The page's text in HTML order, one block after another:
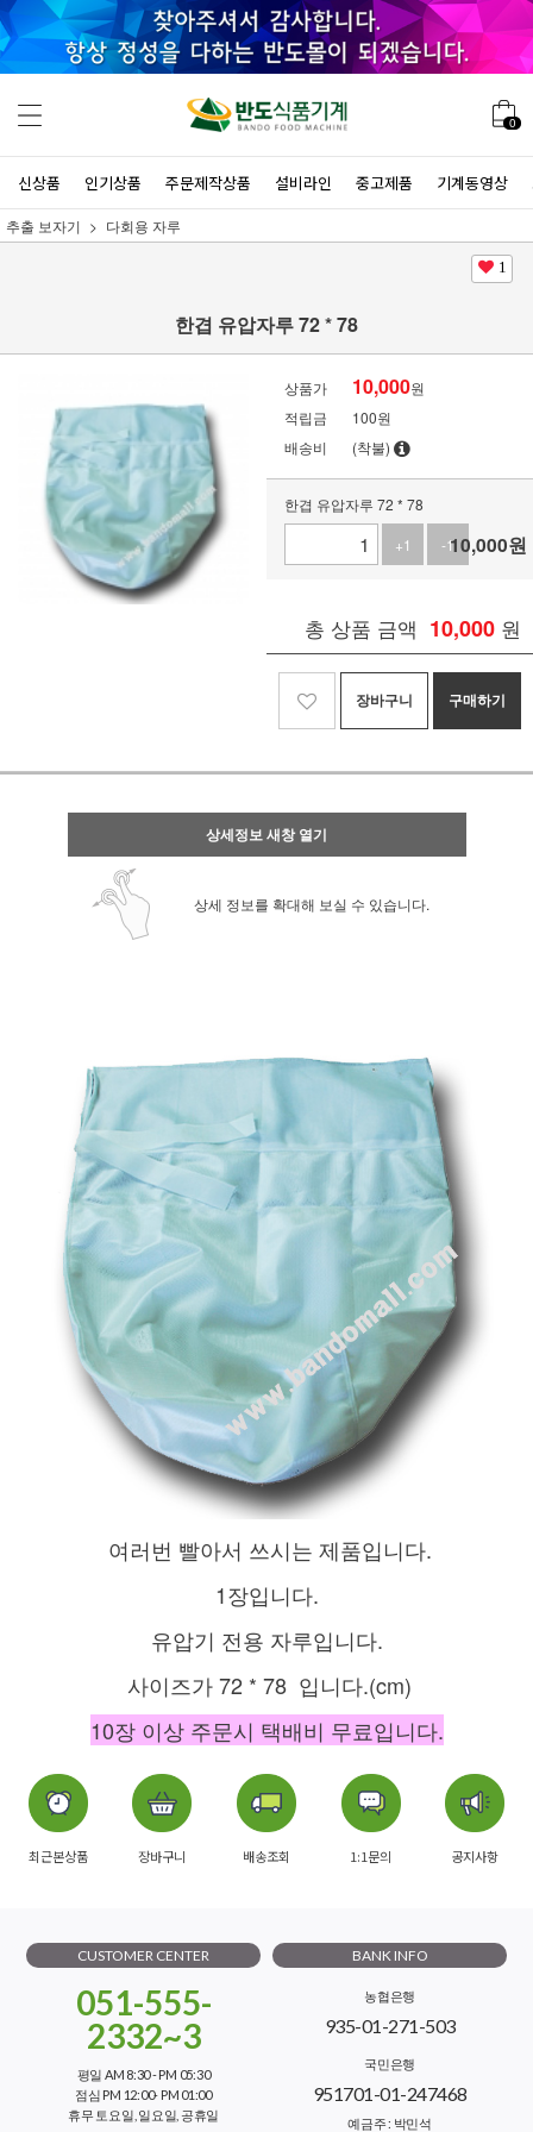
0
신상품 인기상품 주문제작상품 설비라인 중고제품 기계동영상
추출 보자기 다회용 자루
1
한겹 유압자루 72 * 78
상품가 10,000원
적립금
100원
배송비
(착불)
한겹 유압자루 72 * 78
+1
-110,000원
총 상품 금액 10,000 원
장바구니 구매하기
상세정보 새창 열기
상세 정보를 확대해 보실 수 있습니다.
여러번 빨아서 쓰시는 제품입니다.
1장입니다.
유압기 전용 자루입니다.
사이즈가 72 * 78 입니다.(cm)
10장 이상 주문시 택배비 무료입니다.
최근본상품 장바구니 배송조회 1:1문의 공지사항
CUSTOMER CENTER
051-555-
2332~3
평일 AM 8:30 - PM 05:30
점심 PM 12:00- PM 01:00
휴무 토요일, 일요일, 공휴일
BANK INFO
농협은행
935-01-271-503
국민은행
951701-01-247468
예금주 : 박민석